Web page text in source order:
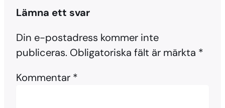
Lämna ett svar
Din e-postadress kommer inte
publiceras. Obligatoriska fält är märkta *
Kommentar *